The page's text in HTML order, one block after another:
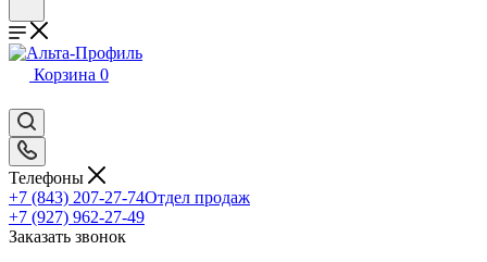
Корзина 0
Телефоны
+7 (843) 207-27-74Отдел продаж
+7 (927) 962-27-49
Заказать звонок